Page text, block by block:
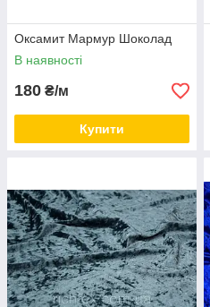
Оксамит Мармур Шоколад
В наявності
180 ₴/м
Купити